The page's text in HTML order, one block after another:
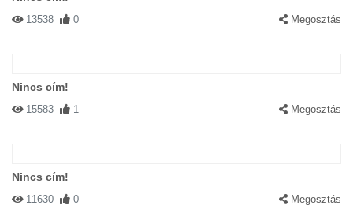
13538 0 Megosztás
Nincs cím!
15583 1 Megosztás
Nincs cím!
11630 0 Megosztás